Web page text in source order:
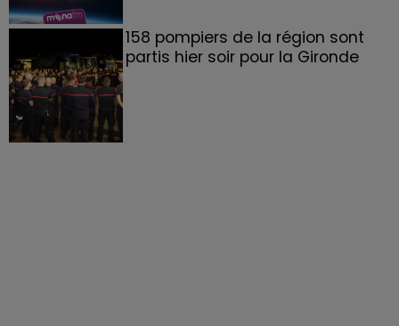
158 pompiers de la région sont
partis hier soir pour la Gironde